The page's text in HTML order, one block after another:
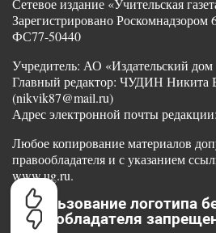
Сетевое издание «Учительская
Зарегистрировано
ФС77-50440
Учредитель: АО «Издательский дом
Главный редактор: ЧУДИН Никита
(nikvik87@mail.ru)
Адрес электронной почты
Любое копирование материалов
правообладателя и с указанием
www.ug.ru.
Использование логотипа
правообладателя